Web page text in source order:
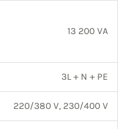
13 200 VA
3L + N + PE
220/380 V, 230/400 V